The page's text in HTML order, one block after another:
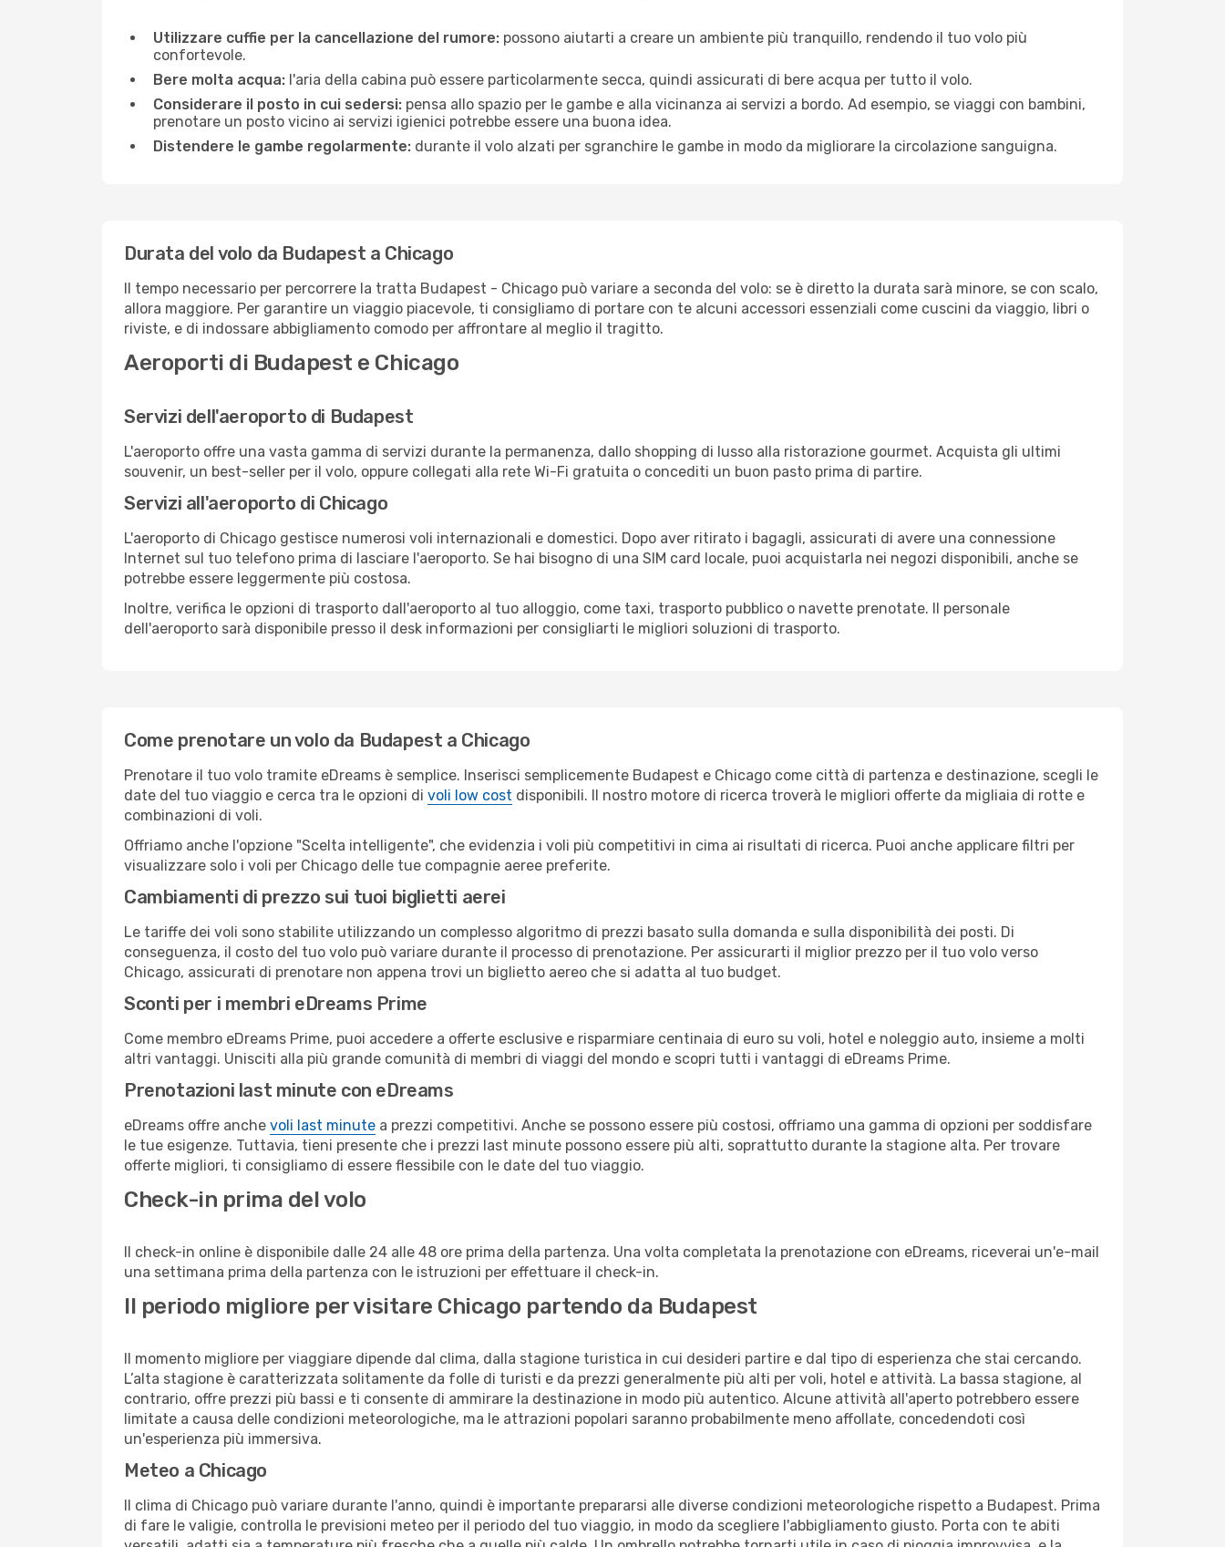
Utilizzare cuffie per la cancellazione del rumore: possono aiutarti a creare un ambiente più tranquillo, rendendo il tuo volo più
confortevole.
Bere molta acqua: l'aria della cabina può essere particolarmente secca, quindi assicurati di bere acqua per tutto il volo.
Considerare il posto in cui sedersi: pensa allo spazio per le gambe e alla vicinanza ai servizi a bordo. Ad esempio, se viaggi con bambini,
prenotare un posto vicino ai servizi igienici potrebbe essere una buona idea.
Distendere le gambe regolarmente: durante il volo alzati per sgranchire le gambe in modo da migliorare la circolazione sanguigna.
Durata del volo da Budapest a Chicago
Il tempo necessario per percorrere la tratta Budapest - Chicago può variare a seconda del volo: se è diretto la durata sarà minore, se con scalo,
allora maggiore. Per garantire un viaggio piacevole, ti consigliamo di portare con te alcuni accessori essenziali come cuscini da viaggio, libri o
riviste, e di indossare abbigliamento comodo per affrontare al meglio il tragitto.
Aeroporti di Budapest e Chicago
Servizi dell'aeroporto di Budapest
L'aeroporto offre una vasta gamma di servizi durante la permanenza, dallo shopping di lusso alla ristorazione gourmet. Acquista gli ultimi
souvenir, un best-seller per il volo, oppure collegati alla rete Wi-Fi gratuita o concediti un buon pasto prima di partire.
Servizi all'aeroporto di Chicago
L'aeroporto di Chicago gestisce numerosi voli internazionali e domestici. Dopo aver ritirato i bagagli, assicurati di avere una connessione
Internet sul tuo telefono prima di lasciare l'aeroporto. Se hai bisogno di una SIM card locale, puoi acquistarla nei negozi disponibili, anche se
potrebbe essere leggermente più costosa.
Inoltre, verifica le opzioni di trasporto dall'aeroporto al tuo alloggio, come taxi, trasporto pubblico o navette prenotate. Il personale
dell'aeroporto sarà disponibile presso il desk informazioni per consigliarti le migliori soluzioni di trasporto.
Come prenotare un volo da Budapest a Chicago
Prenotare il tuo volo tramite eDreams è semplice. Inserisci semplicemente Budapest e Chicago come città di partenza e destinazione, scegli le
date del tuo viaggio e cerca tra le opzioni di voli low cost disponibili. Il nostro motore di ricerca troverà le migliori offerte da migliaia di rotte e
combinazioni di voli.
Offriamo anche l'opzione "Scelta intelligente", che evidenzia i voli più competitivi in cima ai risultati di ricerca. Puoi anche applicare filtri per
visualizzare solo i voli per Chicago delle tue compagnie aeree preferite.
Cambiamenti di prezzo sui tuoi biglietti aerei
Le tariffe dei voli sono stabilite utilizzando un complesso algoritmo di prezzi basato sulla domanda e sulla disponibilità dei posti. Di
conseguenza, il costo del tuo volo può variare durante il processo di prenotazione. Per assicurarti il miglior prezzo per il tuo volo verso
Chicago, assicurati di prenotare non appena trovi un biglietto aereo che si adatta al tuo budget.
Sconti per i membri eDreams Prime
Come membro eDreams Prime, puoi accedere a offerte esclusive e risparmiare centinaia di euro su voli, hotel e noleggio auto, insieme a molti
altri vantaggi. Unisciti alla più grande comunità di membri di viaggi del mondo e scopri tutti i vantaggi di eDreams Prime.
Prenotazioni last minute con eDreams
eDreams offre anche voli last minute a prezzi competitivi. Anche se possono essere più costosi, offriamo una gamma di opzioni per soddisfare
le tue esigenze. Tuttavia, tieni presente che i prezzi last minute possono essere più alti, soprattutto durante la stagione alta. Per trovare
offerte migliori, ti consigliamo di essere flessibile con le date del tuo viaggio.
Check-in prima del volo
Il check-in online è disponibile dalle 24 alle 48 ore prima della partenza. Una volta completata la prenotazione con eDreams, riceverai un'e-mail
una settimana prima della partenza con le istruzioni per effettuare il check-in.
Il periodo migliore per visitare Chicago partendo da Budapest
Il momento migliore per viaggiare dipende dal clima, dalla stagione turistica in cui desideri partire e dal tipo di esperienza che stai cercando.
L’alta stagione è caratterizzata solitamente da folle di turisti e da prezzi generalmente più alti per voli, hotel e attività. La bassa stagione, al
contrario, offre prezzi più bassi e ti consente di ammirare la destinazione in modo più autentico. Alcune attività all'aperto potrebbero essere
limitate a causa delle condizioni meteorologiche, ma le attrazioni popolari saranno probabilmente meno affollate, concedendoti così
un'esperienza più immersiva.
Meteo a Chicago
Il clima di Chicago può variare durante l'anno, quindi è importante prepararsi alle diverse condizioni meteorologiche rispetto a Budapest. Prima
di fare le valigie, controlla le previsioni meteo per il periodo del tuo viaggio, in modo da scegliere l'abbigliamento giusto. Porta con te abiti